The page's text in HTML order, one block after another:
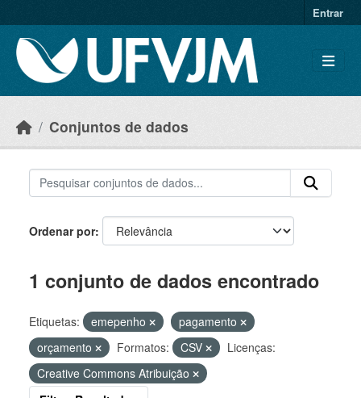
Entrar
Conjuntos de dados
Ordenar por
1 conjunto de dados encontrado
Etiquetas: emepenho
pagamento
orçamento
Formatos: CSV
Licenças:
Creative Commons Atribuição